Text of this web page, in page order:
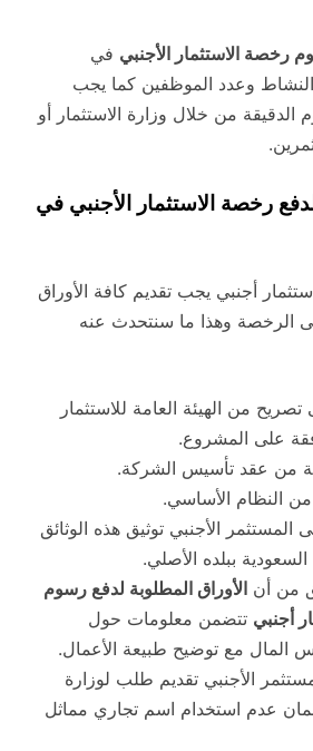
رخصة الاستثمار الأجنبي في
وعدد الموظفين كما يجب
الدقيقة من خلال وزارة الاستثمار أو
رخصة الاستثمار الأجنبي في
أجنبي يجب تقديم كافة الأوراق
الرخصة وهذا ما سنتحدث عنه
من الهيئة العامة للاستثمار
على المشروع.
من عقد تأسيس الشركة.
النظام الأساسي.
المستثمر الأجنبي توثيق هذه الوثائق
ببلده الأصلي.
من أن الأوراق المطلوبة لدفع رسوم
أجنبي تتضمن معلومات حول
المال مع توضيح طبيعة الأعمال.
الأجنبي تقديم طلب لوزارة
عدم استخدام اسم تجاري مماثل